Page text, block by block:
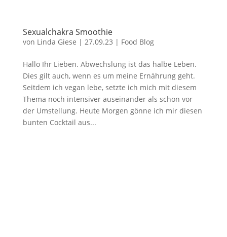
Sexualchakra Smoothie
von Linda Giese | 27.09.23 | Food Blog
Hallo Ihr Lieben. Abwechslung ist das halbe Leben.
Dies gilt auch, wenn es um meine Ernährung geht.
Seitdem ich vegan lebe, setzte ich mich mit diesem
Thema noch intensiver auseinander als schon vor
der Umstellung. Heute Morgen gönne ich mir diesen
bunten Cocktail aus...